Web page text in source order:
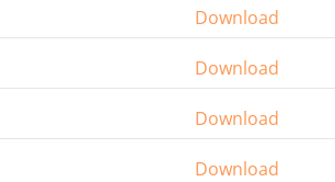
Download
Download
Download
Download